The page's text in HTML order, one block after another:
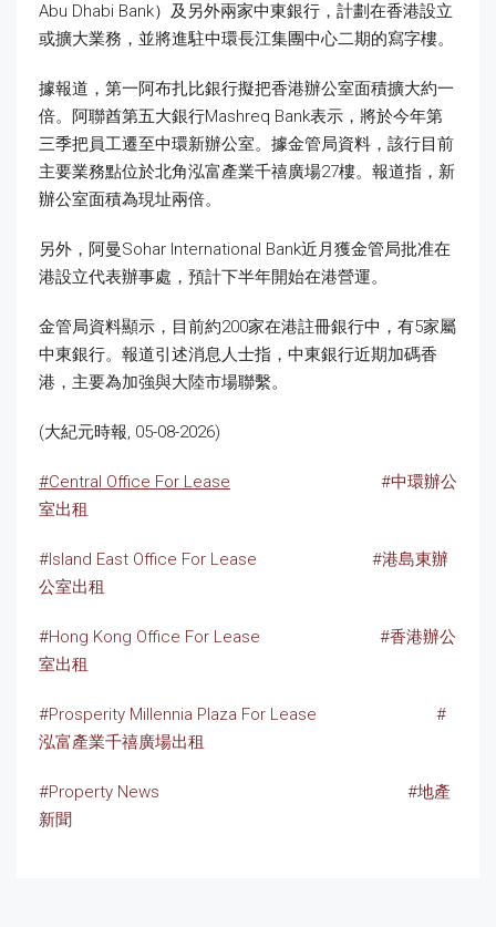
Abu Dhabi Bank）及另外兩家中東銀行，計劃在香港設立
或擴大業務，並將進駐中環長江集團中心二期的寫字樓。
據報道，第一阿布扎比銀行擬把香港辦公室面積擴大約一
倍。阿聯酋第五大銀行Mashreq Bank表示，將於今年第
三季把員工遷至中環新辦公室。據金管局資料，該行目前
主要業務點位於北角泓富產業千禧廣場27樓。報道指，新
辦公室面積為現址兩倍。
另外，阿曼Sohar International Bank近月獲金管局批准在
港設立代表辦事處，預計下半年開始在港營運。
金管局資料顯示，目前約200家在港註冊銀行中，有5家屬
中東銀行。報道引述消息人士指，中東銀行近期加碼香
港，主要為加強與大陸市場聯繫。
(大紀元時報, 05-08-2026)
#Central Office For Lease
#中環辦公
室出租
#Island East Office For Lease
#港島東辦
公室出租
#Hong Kong Office For Lease
#香港辦公
室出租
#Prosperity Millennia Plaza For Lease
#
泓富產業千禧廣場出租
#Property News
#地產
新聞